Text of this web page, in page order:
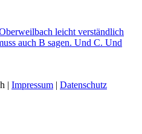
leicht verständlich
auch B sagen. Und C. Und
| Impressum | Datenschutz